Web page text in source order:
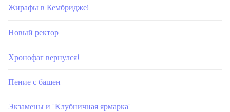
Жирафы в Кембридже!
Новый ректор
Хронофаг вернулся!
Пение с башен
Экзамены и "Клубничная ярмарка"